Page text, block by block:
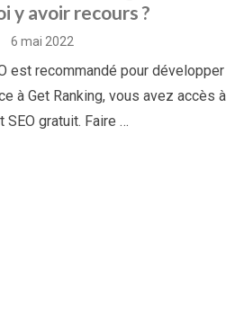
y avoir recours ?
Posted
6 mai 2022
est recommandé pour développer
à Get Ranking, vous avez accès à
SEO gratuit. Faire …